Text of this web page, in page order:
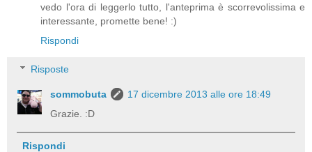
vedo l'ora di leggerlo tutto, l'anteprima è scorrevolissima e
interessante, promette bene! :)
Rispondi
Risposte
sommobuta
17 dicembre 2013 alle ore 18:49
Grazie. :D
Rispondi